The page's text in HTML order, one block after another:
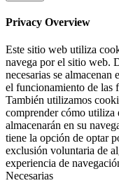
Privacy Overview
Este sitio web utiliza
navega por el sitio web.
necesarias se almacenan
el funcionamiento de las
También utilizamos
comprender cómo utiliza
almacenarán en su
tiene la opción de optar
exclusión voluntaria de
experiencia de
Necesarias